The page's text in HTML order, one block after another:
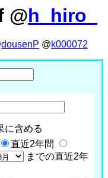
@h_hiro_
dousenP @k000072
に含める
直近2年間
までの直近2年